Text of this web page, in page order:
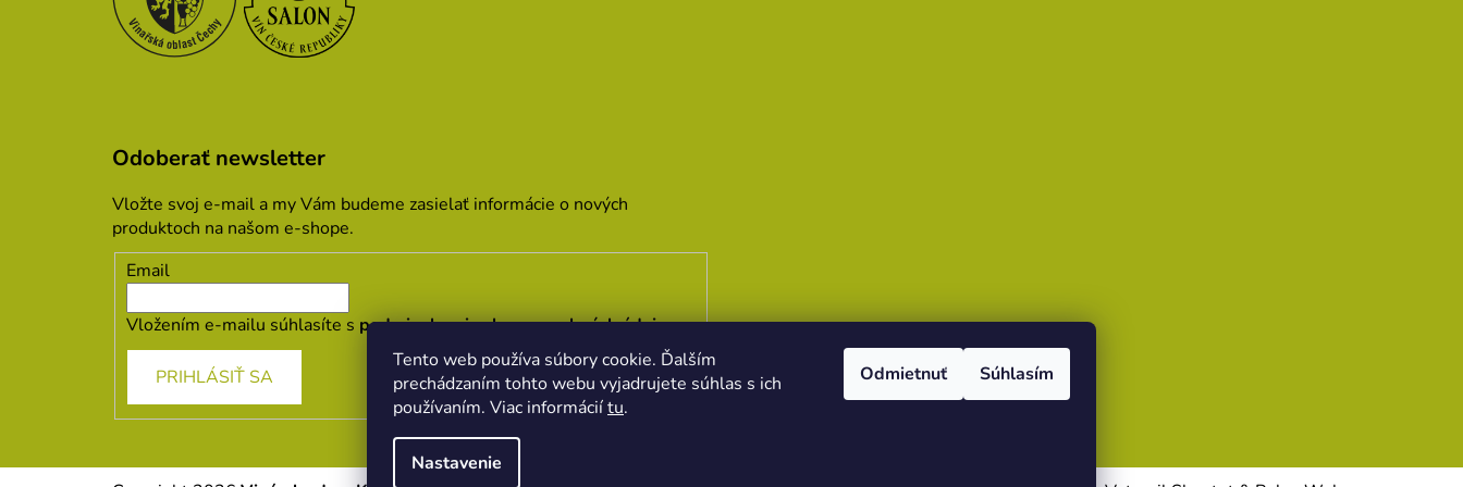
Tento web používa súbory cookie. Ďalším
prechádzaním tohto webu vyjadrujete súhlas s ich
používaním. Viac informáciítu.
Nastavenie
Odmietnuť Súhlasím
Odoberať newsletter
Vložte svoj e-mail a my Vám budeme zasielať informácie o nových
produktoch na našom e-shope.
Email
Vložením e-mailu súhlasíte s podmienkami ochrany osobných údajov
PRIHLÁSIŤ SA